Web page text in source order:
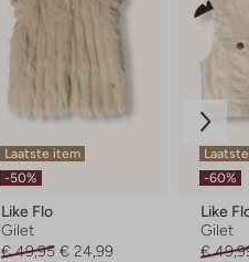
Laatste item
-50%
Like Flo
Gilet
€ 49,95 € 24,99
-60%
Like
Gilet
€